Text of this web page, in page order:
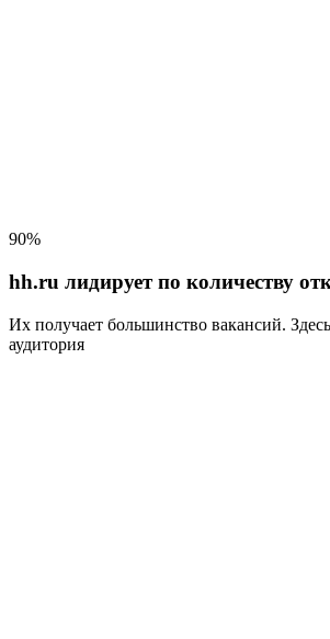
90%
hh.ru лидирует по количеству
Их получает большинство вакансий.
аудитория